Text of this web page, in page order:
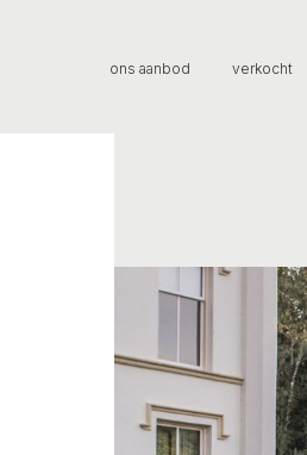
ons aanbod verkocht